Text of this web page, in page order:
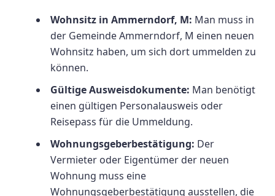
Wohnsitz in Ammerndorf, M: Man muss in
der Gemeinde Ammerndorf, M einen neuen
Wohnsitz haben, um sich dort ummelden zu
können.
Gültige Ausweisdokumente: Man benötigt
einen gültigen Personalausweis oder
Reisepass für die Ummeldung.
Wohnungsgeberbestätigung: Der
Vermieter oder Eigentümer der neuen
Wohnung muss eine
Wohnungsgeberbestätigung ausstellen, die